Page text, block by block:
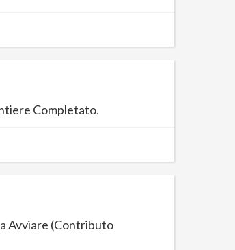
Completato.
Avviare (Contributo